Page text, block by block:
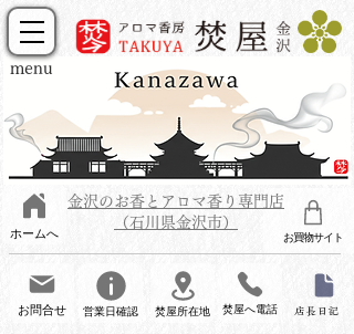
menu
ホームへ
焚屋所在地
営業日確認
お問合せ 焚屋へ電話
お買物サイト
金沢のお香とアロマ香り専門店
（石川県金沢市）
店長日記